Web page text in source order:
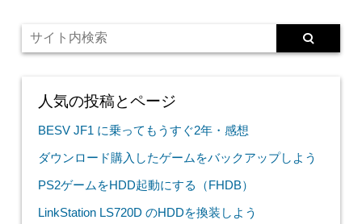
人気の投稿とページ
BESV JF1 に乗ってもうすぐ2年・感想
ダウンロード購入したゲームをバックアップしよう
PS2ゲームをHDD起動にする（FHDB）
LinkStation LS720D のHDDを換装しよう